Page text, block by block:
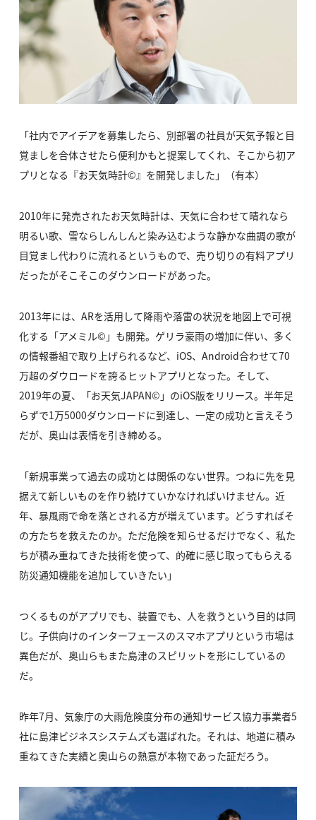
「社内でアイデアを募集したら、別部署の社員が天気予報と目
覚ましを合体させたら便利かもと提案してくれ、そこから初ア
プリとなる『お天気時計©』を開発しました」（有本）
2010年に発売されたお天気時計は、天気に合わせて晴れなら
明るい歌、雪ならしんしんと染み込むような静かな曲調の歌が
目覚まし代わりに流れるというもので、売り切りの有料アプリ
だったがそこそこのダウンロードがあった。
2013年には、ARを活用して降雨や落雷の状況を地図上で可視
化する「アメミル©」も開発。ゲリラ豪雨の増加に伴い、多く
の情報番組で取り上げられるなど、iOS、Android合わせて70
万超のダウロードを誇るヒットアプリとなった。そして、
2019年の夏、「お天気JAPAN©」のiOS版をリリース。半年足
らずで1万5000ダウンロードに到達し、一定の成功と言えそう
だが、奥山は表情を引き締める。
「新規事業って過去の成功とは関係のない世界。つねに先を見
据えて新しいものを作り続けていかなければいけません。近
年、暴風雨で命を落とされる方が増えています。どうすればそ
の方たちを救えたのか。ただ危険を知らせるだけでなく、私た
ちが積み重ねてきた技術を使って、的確に感じ取ってもらえる
防災通知機能を追加していきたい」
つくるものがアプリでも、装置でも、人を救うという目的は同
じ。子供向けのインターフェースのスマホアプリという市場は
異色だが、奥山らもまた島津のスピリットを形にしているの
だ。
昨年7月、気象庁の大雨危険度分布の通知サービス協力事業者5
社に島津ビジネスシステムズも選ばれた。それは、地道に積み
重ねてきた実績と奥山らの熱意が本物であった証だろう。